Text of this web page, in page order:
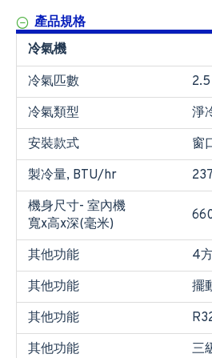
產品規格
冷氣機
冷氣匹數
冷氣類型
淨
安裝款式
窗
製冷量, BTU/hr
機身尺寸- 室內機
寬x高x深(毫米)
其他功能
4
其他功能
擺
其他功能
其他功能
三